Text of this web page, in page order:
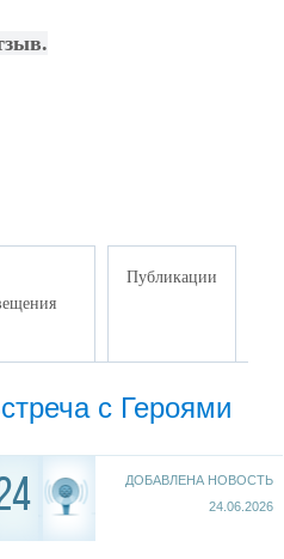
Публикации
с Героями
ДОБАВЛЕНА НОВОСТЬ
24.06.2026